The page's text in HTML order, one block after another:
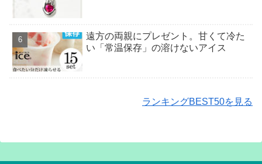
遠方の両親にプレゼント。甘くて冷た
い「常温保存」の溶けないアイス
ランキングBEST50を見る